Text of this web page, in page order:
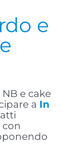
e
e cake
a In
con